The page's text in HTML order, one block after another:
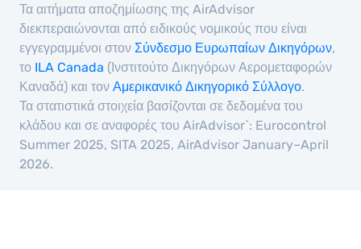
Τα αιτήματα αποζημίωσης της AirAdvisor
διεκπεραιώνονται από ειδικούς νομικούς που είναι
εγγεγραμμένοι στον Σύνδεσμο Ευρωπαίων Δικηγόρων,
το ILA Canada (Ινστιτούτο Δικηγόρων Αερομεταφορών
Καναδά) και τον Αμερικανικό Δικηγορικό Σύλλογο.
Τα στατιστικά στοιχεία βασίζονται σε δεδομένα του
κλάδου και σε αναφορές του AirAdvisor`: Eurocontrol
Summer 2025, SITA 2025, AirAdvisor January–April
2026.